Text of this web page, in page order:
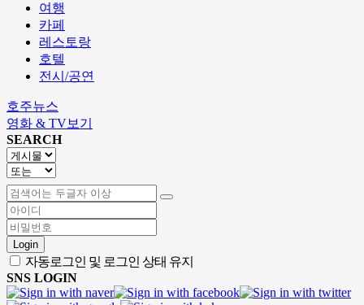
여행
카페
레스토랑
호텔
전시/공연
호주뉴스
영화 & TV보기
SEARCH
Login
자동로그인 및 로그인 상태 유지
SNS LOGIN